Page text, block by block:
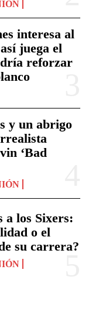
interesa al
juega el
reforzar
y un abrigo
‘Bad
a los Sixers:
o el
su carrera?